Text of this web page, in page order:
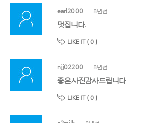
earl2000 8년전
멋집니다.
LIKE IT ( 0 )
njj02200 8년전
좋은사진감사드립니다
LIKE IT ( 0 )